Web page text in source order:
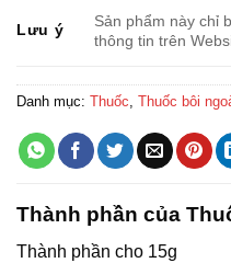
Lưu ý
Sản phẩm này chỉ
thông tin trên
Danh mục: Thuốc Thuốc bôi
Thành phần của
Thành phần cho 15g